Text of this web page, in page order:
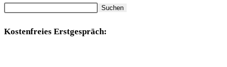
Suchen
Kostenfreies Erstgespräch: